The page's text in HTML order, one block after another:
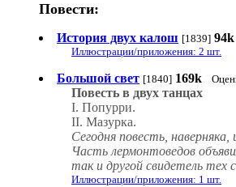
Повести:
История двух калош [1839] 94k
Иллюстрации/приложения: 2 шт.
Большой свет [1840] 169k
Повесть в двух танцах
I. Попурри.
II. Мазурка.
Сегодня повесть, наверняка,
Часть лермонтоведов
так и другой свидетель тех
Иллюстрации/приложения: 1 шт.